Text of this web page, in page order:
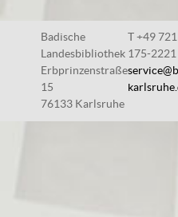
Badische
Landesbibliothek
Erbprinzenstraße
15
76133 Karlsruhe
T +49 721
175-2221